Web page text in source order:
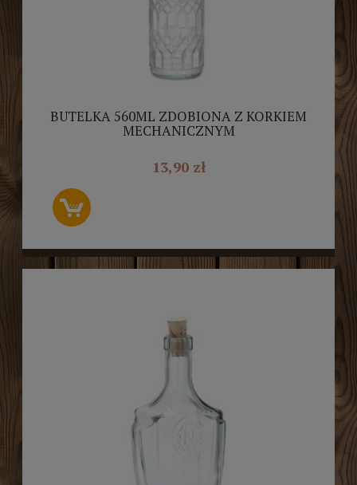
BUTELKA 560ML ZDOBIONA Z KORKIEM
MECHANICZNYM
13,90 zł